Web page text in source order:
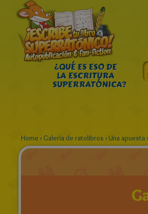
¿QUÉ ES ESO DE
LA ESCRITURA
SUPERRATÓNICA?
Home › Galería de ratolibros ›Una apuesta